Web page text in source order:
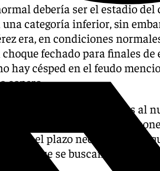
debería ser el estadio
una categoría inferior, sin
era, en condiciones
choque fechado para finales de
hay césped en el feudo
copero.
las obras correspondientes al
Desde la entidad
con el plazo necesario para
por lo que se buscan